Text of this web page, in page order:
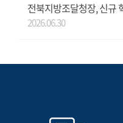
전북지방조달청장, 신규
2026.06.30